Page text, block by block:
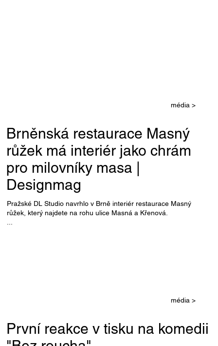
média >
Pražské DL Studio navrhlo v Brně interiér restaurace Masný
růžek, který najdete na rohu ulice Masná a Křenová.
Brněnská restaurace Masný
růžek má interiér jako chrám
pro milovníky masa |
Designmag
...
média >
První reakce v tisku na komedii